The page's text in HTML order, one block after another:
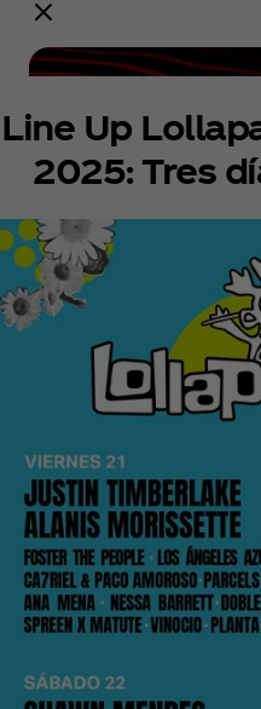
Yanina Miranda
Line Up
2025: Tres